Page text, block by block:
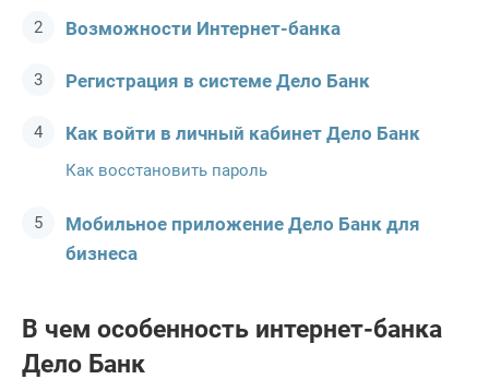
Возможности Интернет-банка
Регистрация в системе Дело Банк
Как войти в личный кабинет Дело Банк
Как восстановить пароль
Мобильное приложение Дело Банк для
бизнеса
В чем особенность интернет-банка
Дело Банк